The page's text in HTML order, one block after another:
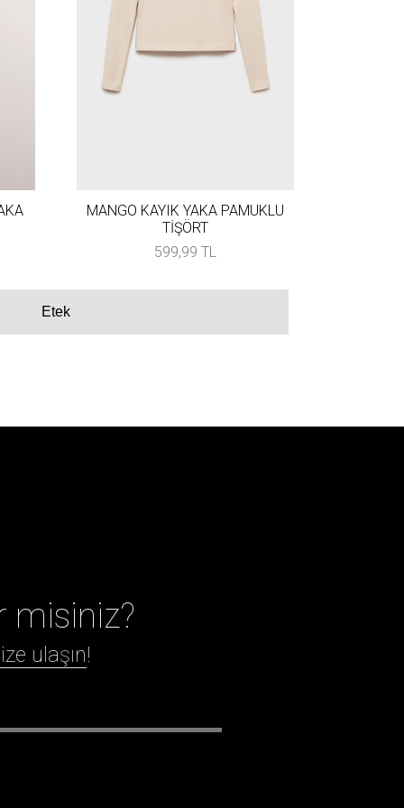
MANGO KAYIK YAKA PAMUKLU
TİŞÖRT
599,99 TL
Etek
misiniz?
ulaşın!